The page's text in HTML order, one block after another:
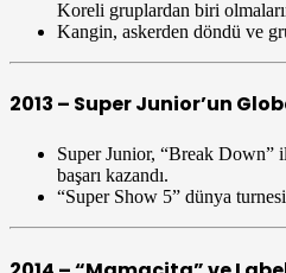
Koreli gruplardan biri
Kangin, askerden döndü ve
2013 – Super Junior’un
Super Junior, “Break
başarı kazandı.
“Super Show 5” dünya turnesi